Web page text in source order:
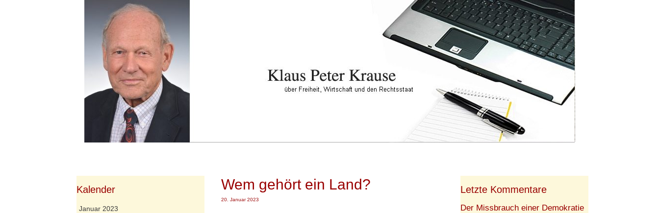
Wem gehört ein Land?
20. Januar 2023
Kalender
Januar 2023
Letzte Kommentare
Der Missbrauch einer Demokratie